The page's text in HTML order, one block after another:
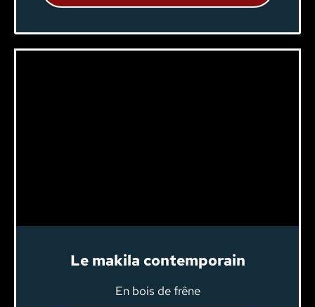
Le makila contemporain
En bois de frêne